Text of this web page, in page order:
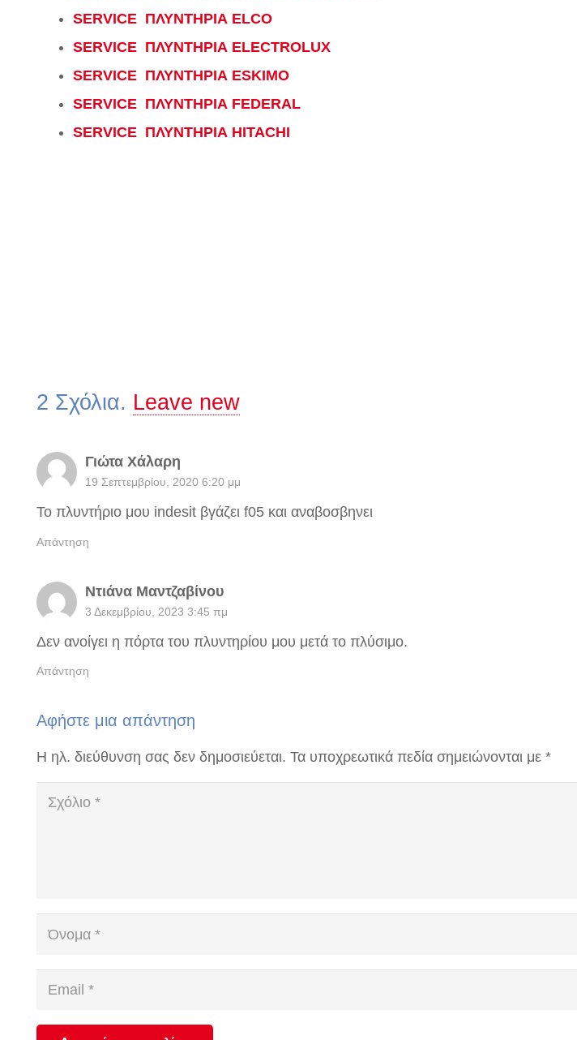
SERVICE ΠΛΥΝΤΗΡΙΑ ELCO
SERVICE ΠΛΥΝΤΗΡΙΑ ELECTROLUX
SERVICE ΠΛΥΝΤΗΡΙΑ ESKIMO
SERVICE ΠΛΥΝΤΗΡΙΑ FEDERAL
SERVICE ΠΛΥΝΤΗΡΙΑ HITACHI
2 Σχόλια. Leave new
Γιώτα Χάλαρη
19 Σεπτεμβρίου, 2020 6:20 μμ
Το πλυντήριο μου indesit βγάζει f05 και αναβοσβηνει
Απάντηση
Ντιάνα Μαντζαβίνου
3 Δεκεμβρίου, 2023 3:45 πμ
Δεν ανοίγει η πόρτα του πλυντηρίου μου μετά το πλύσιμο.
Απάντηση
Αφήστε μια απάντηση
Η ηλ. διεύθυνση σας δεν δημοσιεύεται. Τα υποχρεωτικά πεδία σημειώνονται με *